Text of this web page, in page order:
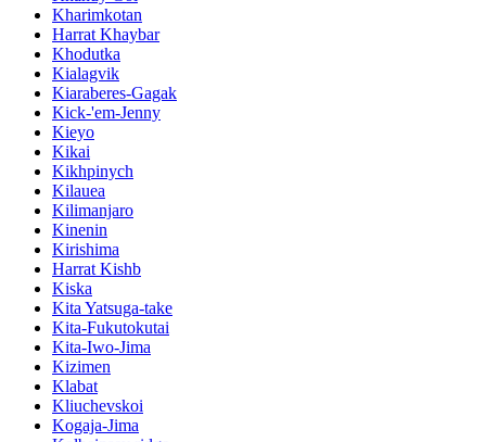
Kharimkotan
Harrat Khaybar
Khodutka
Kialagvik
Kiaraberes-Gagak
Kick-'em-Jenny
Kieyo
Kikai
Kikhpinych
Kilauea
Kilimanjaro
Kinenin
Kirishima
Harrat Kishb
Kiska
Kita Yatsuga-take
Kita-Fukutokutai
Kita-Iwo-Jima
Kizimen
Klabat
Kliuchevskoi
Kogaja-Jima